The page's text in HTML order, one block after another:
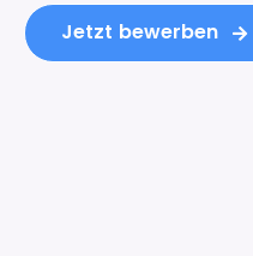
Jetzt bewerben